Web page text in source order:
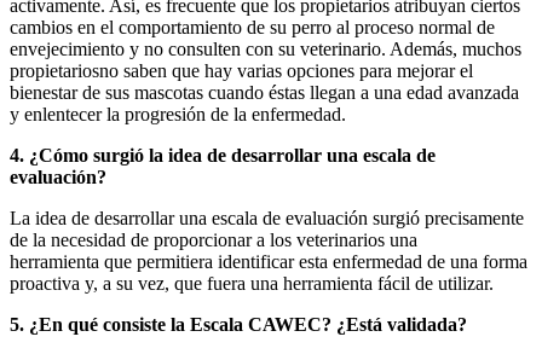
activamente. Así, es frecuente que los propietarios atribuyan ciertos
cambios en el comportamiento de su perro al proceso normal de
envejecimiento y no consulten con su veterinario. Además, muchos
propietariosno saben que hay varias opciones para mejorar el
bienestar de sus mascotas cuando éstas llegan a una edad avanzada
y enlentecer la progresión de la enfermedad.
4. ¿Cómo surgió la idea de desarrollar una escala de
evaluación?
La idea de desarrollar una escala de evaluación surgió precisamente
de la necesidad de proporcionar a los veterinarios una
herramienta que permitiera identificar esta enfermedad de una forma
proactiva y, a su vez, que fuera una herramienta fácil de utilizar.
5. ¿En qué consiste la Escala CAWEC? ¿Está validada?